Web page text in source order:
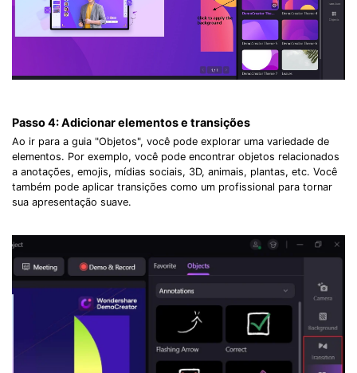
Passo 4:Adicionar elementos e transições
Ao ir para a guia "Objetos", você pode explorar uma variedade de
elementos. Por exemplo, você pode encontrar objetos relacionados
a anotações, emojis, mídias sociais, 3D, animais, plantas, etc. Você
também pode aplicar transições como um profissional para tornar
sua apresentação suave.